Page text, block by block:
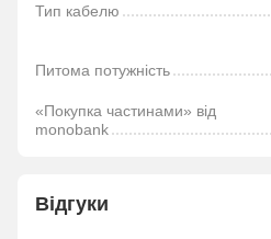
Тип кабелю
Питома потужність
«Покупка частинами» від
monobank
Відгуки